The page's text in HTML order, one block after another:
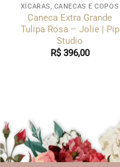
XÍCARAS, CANECAS E COPOS
Caneca Extra Grande
Tulipa Rosa – Jolie | Pip
Studio
R$396,00